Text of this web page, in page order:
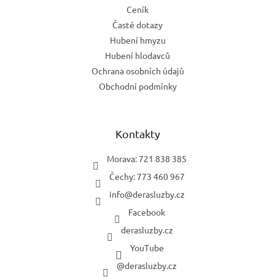
Ceník
Časté dotazy
Hubení hmyzu
Hubení hlodavců
Ochrana osobních údajů
Obchodní podmínky
Kontakty
Morava: 721 838 385
Čechy: 773 460 967
info@derasluzby.cz
Facebook
derasluzby.cz
YouTube
@derasluzby.cz